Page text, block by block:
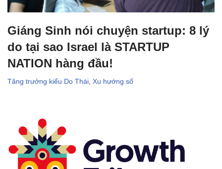
Giáng Sinh nói chuyện startup: 8 lý
do tại sao Israel là STARTUP
NATION hàng đầu!
Tăng trưởng kiểu Do Thái, Xu hướng số